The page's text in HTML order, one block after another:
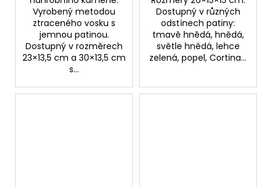
Vyrobený metodou
ztraceného vosku s
jemnou patinou.
Dostupný v rozměrech
23×13,5 cm a 30×13,5 cm
s...
Dostupný v různých
odstínech patiny:
tmavě hnědá, hnědá,
světle hnědá, lehce
zelená, popel, Cortina...